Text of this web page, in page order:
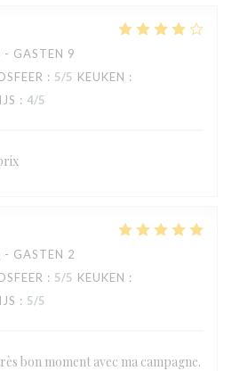
GASTEN 9
: 5/5 KEUKEN :
: 4/5
GASTEN 2
: 5/5 KEUKEN :
: 5/5
bon moment avec ma campagne.